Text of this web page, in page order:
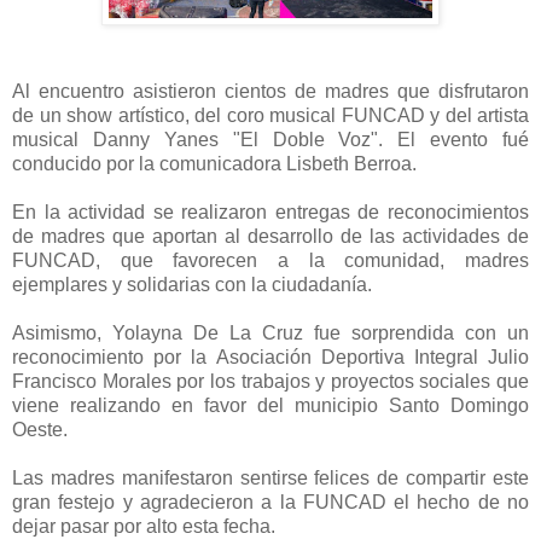
Al encuentro asistieron cientos de madres que disfrutaron
de un show artístico, del coro musical FUNCAD y del artista
musical Danny Yanes "El Doble Voz". El evento fué
conducido por la comunicadora Lisbeth Berroa.
En la actividad se realizaron entregas de reconocimientos
de madres que aportan al desarrollo de las actividades de
FUNCAD, que favorecen a la comunidad, madres
ejemplares y solidarias con la ciudadanía.
Asimismo, Yolayna De La Cruz fue sorprendida con un
reconocimiento por la Asociación Deportiva Integral Julio
Francisco Morales por los trabajos y proyectos sociales que
viene realizando en favor del municipio Santo Domingo
Oeste.
Las madres manifestaron sentirse felices de compartir este
gran festejo y agradecieron a la FUNCAD el hecho de no
dejar pasar por alto esta fecha.